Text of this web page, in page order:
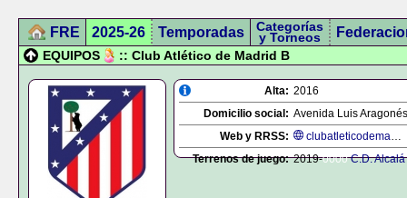
FRE 2025-26 Temporadas Categorías
y Torneos
EQUIPOS :: Club Atlético de Madrid B
Alta: 2016
Domicilio social: Avenida Luis
Web y RRSS:
clubatleticodemadrid.com
Terrenos de juego: 2019-0000 C.D.